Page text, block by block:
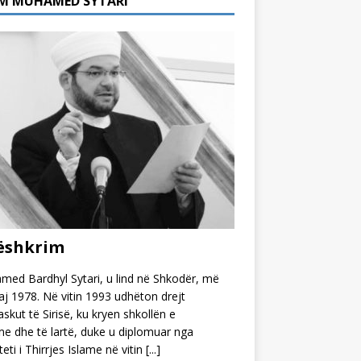
Bardhyl Sytari, u lind në Shkodër, më
1978. Në vitin 1993 udhëton drejt
të Sirisë, ku kryen shkollën e
dhe të lartë, duke u diplomuar nga
i Thirrjes Islame në vitin [...]